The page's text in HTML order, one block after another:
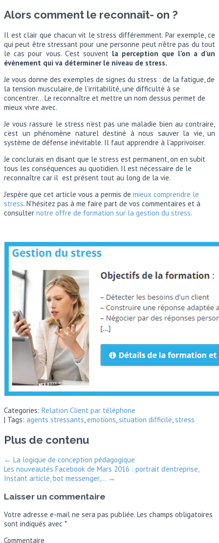
Alors comment le reconnaît- on ?
Il est clair que chacun vit le stress différemment. Par exemple, ce
qui peut être stressant pour une personne peut n’être pas du tout
le cas pour vous. C’est souvent la perception que l’on a d’un
évènement qui va déterminer le niveau de stress.
Je vous donne des exemples de signes du stress : de la fatigue, de
la tension musculaire, de l’irritabilité, une difficulté à se
concentrer… Le reconnaître et mettre un nom dessus permet de
mieux vivre avec.
Je vous rassure le stress n’est pas une maladie bien au contraire,
c’est un phénomène naturel destiné à nous sauver la vie, un
système de défense inévitable. Il faut apprendre à l’apprivoiser.
Je conclurais en disant que le stress est permanent, on en subit
tous les conséquences au quotidien. Il est nécessaire de le
reconnaître car il est présent tout au long de la vie.
J’espère que cet article vous a permis de mieux comprendre le
stress. N’hésitez pas à me faire part de vos commentaires et à
consulter notre offre de formation sur la gestion du stress.
Categories: Relation Client par téléphone
| Tags: agents stressants,emotions,situation difficile,stress
Plus de contenu
← La logique de conception pédagogique
Les nouveautés Facebook de Mars 2016 : portrait d’entreprise,
Instant article, bot messenger,… →
Laisser un commentaire
Votre adresse e-mail ne sera pas publiée. Les champs obligatoires
sont indiqués avec *
Commentaire